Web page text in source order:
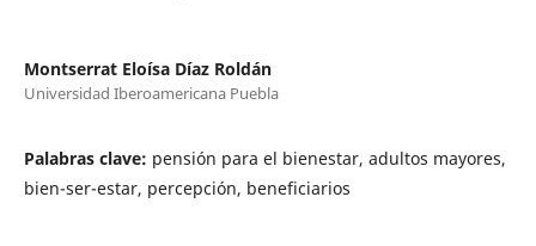
Montserrat Eloísa Díaz Roldán
Universidad Iberoamericana Puebla
Palabras clave: pensión para el bienestar, adultos mayores,
bien-ser-estar, percepción, beneficiarios